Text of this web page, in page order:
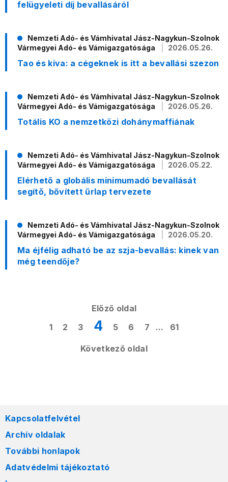
felügyeleti díj bevallásáról
Nemzeti Adó- és Vámhivatal Jász-Nagykun-Szolnok
Vármegyei Adó- és Vámigazgatósága
2026.05.26.
Tao és kiva: a cégeknek is itt a bevallási szezon
Nemzeti Adó- és Vámhivatal Jász-Nagykun-Szolnok
Vármegyei Adó- és Vámigazgatósága
2026.05.26.
Totális KO a nemzetközi dohánymaffiának
Nemzeti Adó- és Vámhivatal Jász-Nagykun-Szolnok
Vármegyei Adó- és Vámigazgatósága
2026.05.22.
Elérhető a globális minimumadó bevallását
segítő, bővített űrlap tervezete
Nemzeti Adó- és Vámhivatal Jász-Nagykun-Szolnok
Vármegyei Adó- és Vámigazgatósága
2026.05.20.
Ma éjfélig adható be az szja-bevallás: kinek van
még teendője?
Előző oldal
1
2 3 4 5 6 7 ... 61
Következő oldal
Kapcsolatfelvétel
Archív oldalak
További honlapok
Adatvédelmi tájékoztató